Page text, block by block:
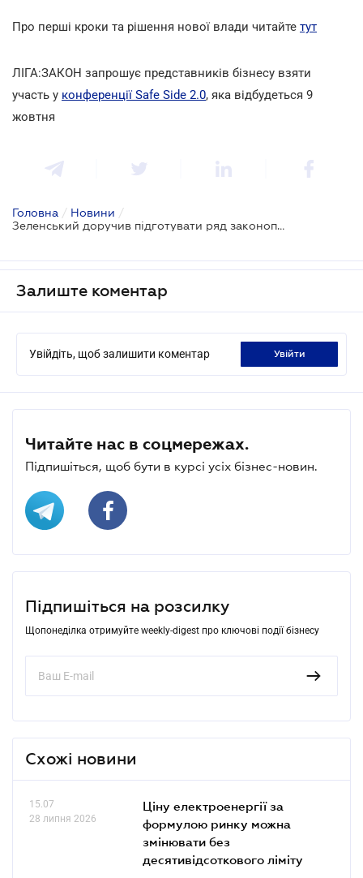
Про перші кроки та рішення нової влади читайте тут
ЛІГА:ЗАКОН запрошує представників бізнесу взяти
участь у конференції Safe Side 2.0, яка відбудеться 9
жовтня
Головна / Новини /
Зеленський доручив підготувати ряд законопроектів до кінця року
Залиште коментар
Увійдіть, щоб залишити коментар увійти
Читайте нас в соцмережах.
Підпишіться, щоб бути в курсі усіх бізнес-новин.
Підпишіться на розсилку
Щопонеділка отримуйте weekly-digest про ключові події бізнесу
Схожі новини
15.07
28 липня 2026
Ціну електроенергії за
формулою ринку можна
змінювати без
десятивідсоткового ліміту